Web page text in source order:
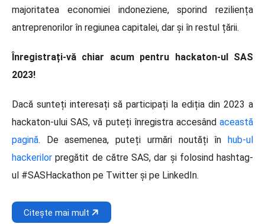
majoritatea economiei indoneziene, sporind reziliența
antreprenorilor în regiunea capitalei, dar și în restul țării.
Înregistrați-vă chiar acum pentru hackaton-ul SAS
2023!
Dacă sunteți interesați să participați la ediția din 2023 a
hackaton-ului SAS, vă puteți înregistra accesând această
pagină. De asemenea, puteți urmări noutăți în hub-ul
hackerilor pregătit de către SAS, dar și folosind hashtag-
ul #SASHackathon pe Twitter și pe LinkedIn.
Citește mai mult